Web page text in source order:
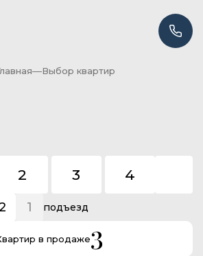
Выбор квартир
2 3 4
в продаже3
подъезд
1